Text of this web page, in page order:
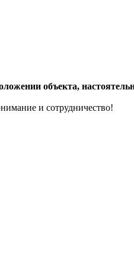
объекта,
и сотрудничество!